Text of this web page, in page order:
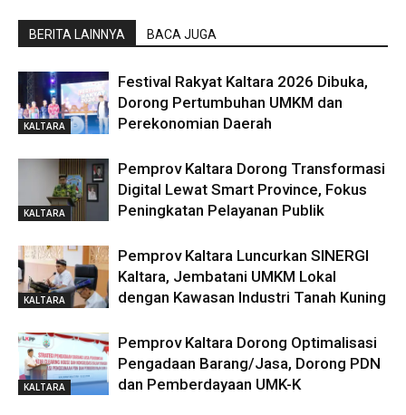
BERITA LAINNYA BACA JUGA
KALTARA
Festival Rakyat Kaltara 2026 Dibuka,
Dorong Pertumbuhan UMKM dan
Perekonomian Daerah
KALTARA
Pemprov Kaltara Dorong Transformasi
Digital Lewat Smart Province, Fokus
Peningkatan Pelayanan Publik
KALTARA
Pemprov Kaltara Luncurkan SINERGI
Kaltara, Jembatani UMKM Lokal
dengan Kawasan Industri Tanah Kuning
KALTARA
Pemprov Kaltara Dorong Optimalisasi
Pengadaan Barang/Jasa, Dorong PDN
dan Pemberdayaan UMK-K